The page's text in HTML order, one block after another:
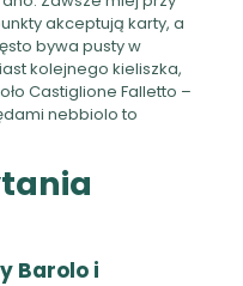
akceptują karty, a
bywa pusty w
kolejnego kieliszka,
Castiglione Falletto –
nebbiolo to
Barolo i